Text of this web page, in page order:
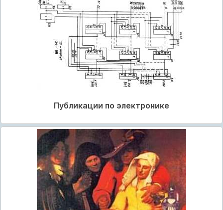
Публикации по электронике